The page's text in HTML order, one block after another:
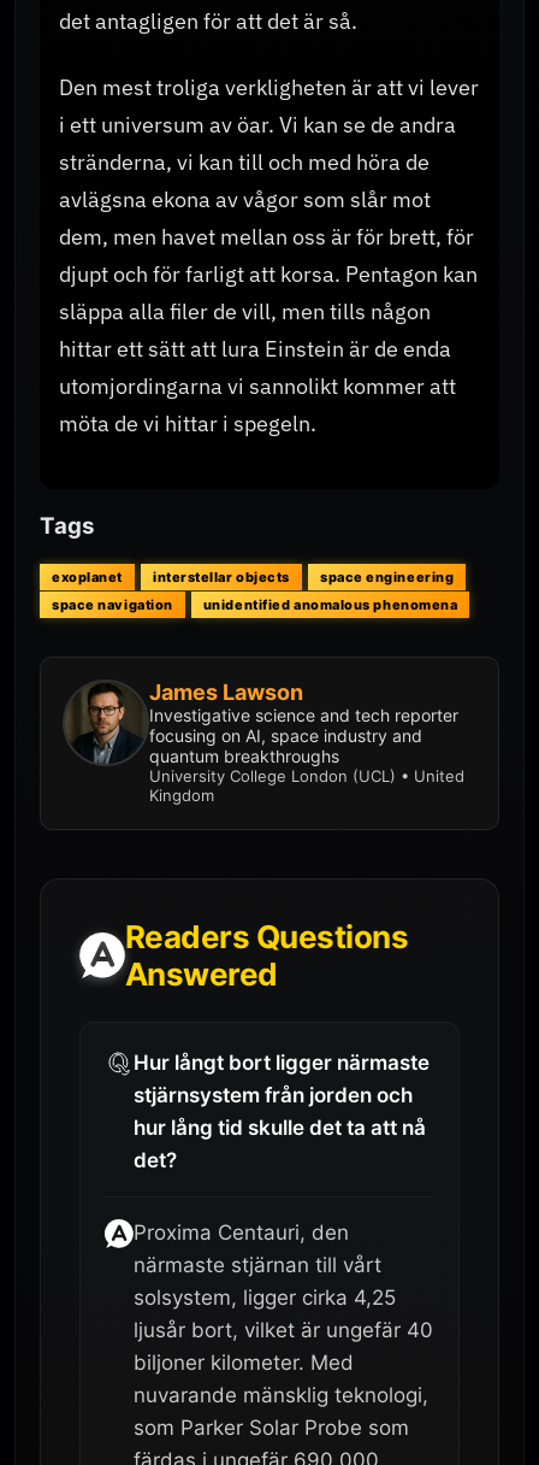
det antagligen för att det är så.
Den mest troliga verkligheten är att vi lever
i ett universum av öar. Vi kan se de andra
stränderna, vi kan till och med höra de
avlägsna ekona av vågor som slår mot
dem, men havet mellan oss är för brett, för
djupt och för farligt att korsa. Pentagon kan
släppa alla filer de vill, men tills någon
hittar ett sätt att lura Einstein är de enda
utomjordingarna vi sannolikt kommer att
möta de vi hittar i spegeln.
Tags
exoplanet interstellar objects
space engineering
space navigation
unidentified anomalous phenomena
James Lawson
Investigative science and tech reporter
focusing on AI, space industry and
quantum breakthroughs
University College London (UCL) • United
Kingdom
Readers Questions
Answered
Hur långt bort ligger närmaste
stjärnsystem från jorden och
hur lång tid skulle det ta att nå
det?
Proxima Centauri, den
närmaste stjärnan till vårt
solsystem, ligger cirka 4,25
ljusår bort, vilket är ungefär 40
biljoner kilometer. Med
nuvarande mänsklig teknologi,
som Parker Solar Probe som
färdas i ungefär 690 000